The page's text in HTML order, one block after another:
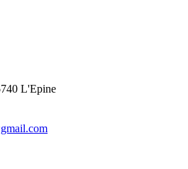
L'Epine